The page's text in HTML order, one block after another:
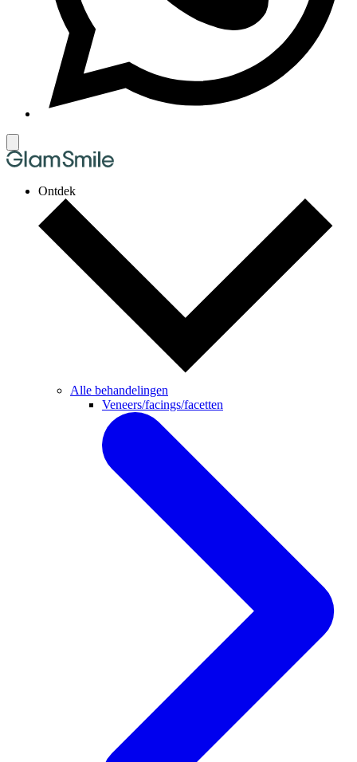
Ontdek
Alle behandelingen
Veneers/facings/facetten